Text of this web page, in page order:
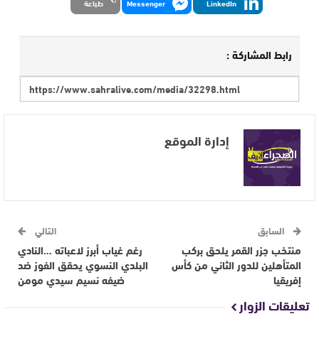
LinkedIn
Messenger طباعة
رابط المشاركة :
إدارة الموقع
السابق
منتخب جزر القمر يلحق بركب
المتأهلين للدور الثاني من كأس
إفريقيا
التالي
رغم غياب أبرز لاعباته …النادي
البلدي النسوي يحقق الفوز ضد
ضيفه نسيم سيدي مومن
تعليقات الزوار